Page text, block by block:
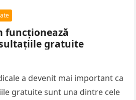
funcționează
gratuite
a devenit mai important ca
gratuite sunt una dintre cele